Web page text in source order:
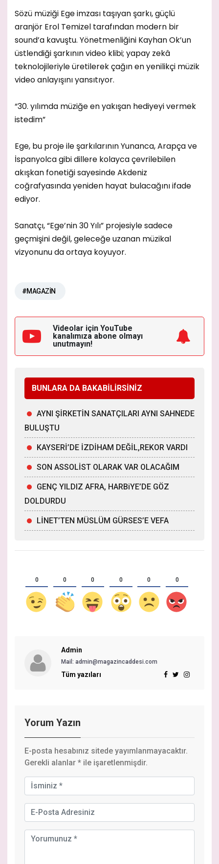
Sözü müziği Ege imzası taşıyan şarkı, güçlü
aranjör Erol Temizel tarafından modern bir
sound’a kavuştu. Yönetmenliğini Kayhan Ok’un
üstlendiği şarkının video klibi; yapay zekâ
teknolojileriyle üretilerek çağın en yenilikçi müzik
video anlayışını yansıtıyor.
“30. yılımda müziğe en yakışan hediyeyi vermek
istedim”
Ege, bu proje ile şarkılarının Yunanca, Arapça ve
İspanyolca gibi dillere kolayca çevrilebilen
akışkan fonetiği sayesinde Akdeniz
coğrafyasında yeniden hayat bulacağını ifade
ediyor.
Sanatçı, “Ege’nin 30 Yılı” projesiyle sadece
geçmişini değil, geleceğe uzanan müzikal
vizyonunu da ortaya koyuyor.
#MAGAZİN
Videolar için YouTube
kanalımıza abone olmayı
unutmayın!
BUNLARA DA BAKABİLİRSİNİZ
AYNI ŞİRKETİN SANATÇILARI AYNI SAHNEDE
BULUŞTU
KAYSERİ’DE İZDİHAM DEĞİL,REKOR VARDI
SON ASSOLİST OLARAK VAR OLACAĞIM
GENÇ YILDIZ AFRA, HARBiYE’DE GÖZ
DOLDURDU
LİNET’TEN MÜSLÜM GÜRSES’E VEFA
0 0 0 0 0 0
Admin
Mail: admin@magazincaddesi.com
Tüm yazıları
Yorum Yazın
E-posta hesabınız sitede yayımlanmayacaktır.
Gerekli alanlar * ile işaretlenmişdir.